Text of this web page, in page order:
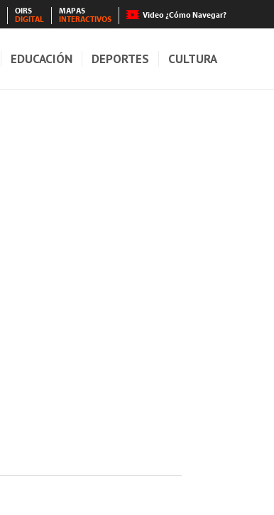
OIRS
DIGITAL
MAPAS
INTERACTIVOS
Video ¿Cómo Navegar?
EDUCACIÓN DEPORTES CULTURA